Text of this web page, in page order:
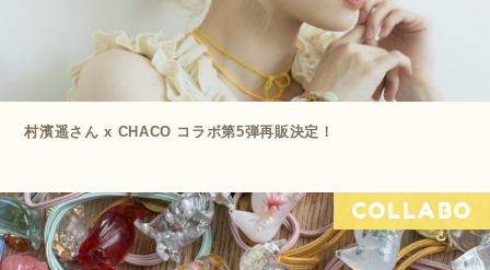
村濱遥さん x CHACO コラボ第5弾再販決定！
COLLABO